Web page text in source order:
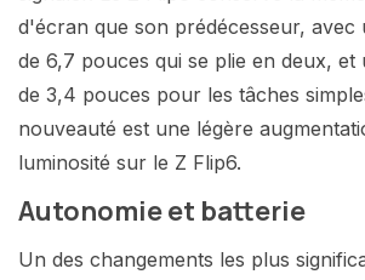
d'écran que son prédécesseur, avec
de 6,7 pouces qui se plie en deux,
de 3,4 pouces pour les tâches
nouveauté est une légère
luminosité sur le Z Flip6.
Autonomie et batterie
Un des changements les plus